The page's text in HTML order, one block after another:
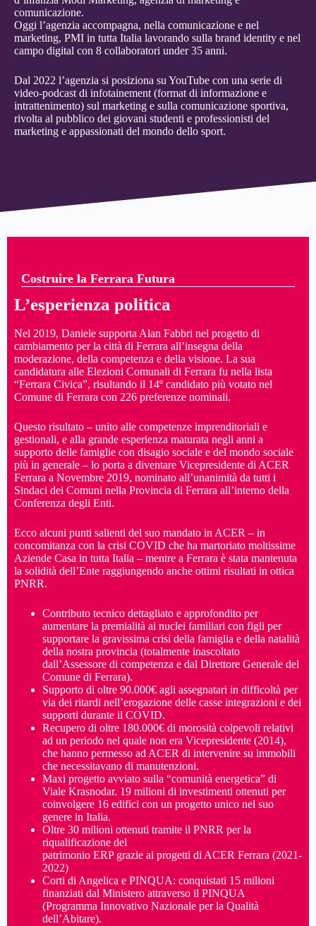
comunicazione.
Oggi l’agenzia accompagna, nella comunicazione e nel
marketing, PMI in tutta Italia lavorando sulla brand identity e nel
campo digital con 8 collaboratori under 35 anni.
Dal 2022 l’agenzia si posiziona su YouTube con una serie di
video-podcast di infotainement (format di informazione e
intrattenimento) sul marketing e sulla comunicazione sportiva,
rivolta al pubblico dei giovani studenti e professionisti del
marketing e appassionati del mondo dello sport.
Costruire la Ferrara Futura
L’esperienza politica
Nel 2019, Daniele supporta Alan Fabbri nel progetto di
cambiamento per la città di Ferrara all’insegna della
moderazione, della competenza e della visione. La sua
candidatura alle Elezioni Comunali di Ferrara fu nella lista
“Ferrara Civica”, risultando il 14º candidato più votato nel
Comune di Ferrara con 226 preferenze nominali.
Questo risultato – unito alle competenze imprenditoriali e
gestionali, e alla grande esperienza maturata negli anni a
supporto delle famiglie con disagio sociale e del mondo sociale
più in generale – lo porta a diventare Vicepresidente di ACER
Ferrara a Novembre 2019, nominato all’unanimità da tutti i
Sindaci dei Comuni nella Provincia di Ferrara all’interno della
Conferenza degli Enti.
Ecco alcuni punti salienti del suo mandato in ACER – in
concomitanza con la crisi COVID che ha martoriato moltissime
Aziende Casa in tutta Italia – mentre a Ferrara è stata mantenuta
la solidità dell’Ente raggiungendo anche ottimi risultati in ottica
PNRR.
Contributo tecnico dettagliato e approfondito per
aumentare la premialità ai nuclei familiari con figli per
supportare la gravissima crisi della famiglia e della natalità
della nostra provincia (totalmente inascoltato
dall’Assessore di competenza e dal Direttore Generale del
Comune di Ferrara).
Supporto di oltre 90.000€ agli assegnatari in difficoltà per
via dei ritardi nell’erogazione delle casse integrazioni e dei
supporti durante il COVID.
Recupero di oltre 180.000€ di morosità colpevoli relativi
ad un periodo nel quale non era Vicepresidente (2014),
che hanno permesso ad ACER di intervenire su immobili
che necessitavano di manutenzioni.
Maxi progetto avviato sulla “comunità energetica” di
Viale Krasnodar. 19 milioni di investimenti ottenuti per
coinvolgere 16 edifici con un progetto unico nel suo
genere in Italia.
Oltre 30 milioni ottenuti tramite il PNRR per la
riqualificazione del
patrimonio ERP grazie ai progetti di ACER Ferrara (2021-
2022)
Corti di Angelica e PINQUA: conquistati 15 milioni
finanziati dal Ministero attraverso il PINQUA
(Programma Innovativo Nazionale per la Qualità
dell’Abitare).